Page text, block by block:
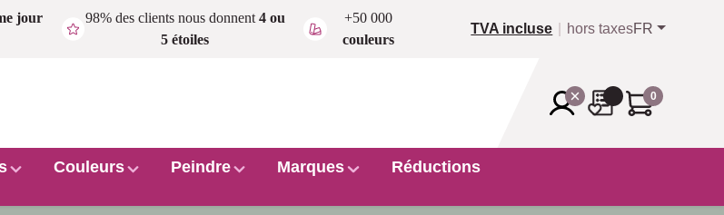
jour
98% des clients nous donnent 4 ou
5 étoiles
+50 000
couleurs
TVA incluse hors taxesFR
0
Couleurs Peindre Marques Réductions